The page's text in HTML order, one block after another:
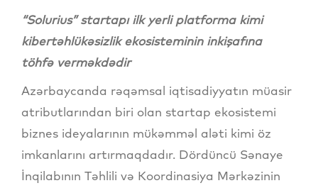
“Solurius” startapı ilk yerli platforma kimi
kibertəhlükəsizlik ekosisteminin inkişafına
töhfə verməkdədir
Azərbaycanda rəqəmsal iqtisadiyyatın müasir
atributlarından biri olan startap ekosistemi
biznes ideyalarının mükəmməl aləti kimi öz
imkanlarını artırmaqdadır. Dördüncü Sənaye
İnqilabının Təhlili və Koordinasiya Mərkəzinin